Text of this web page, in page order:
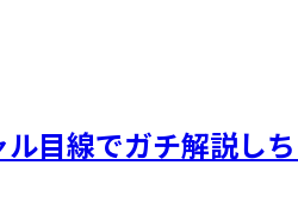
目線でガチ解説し